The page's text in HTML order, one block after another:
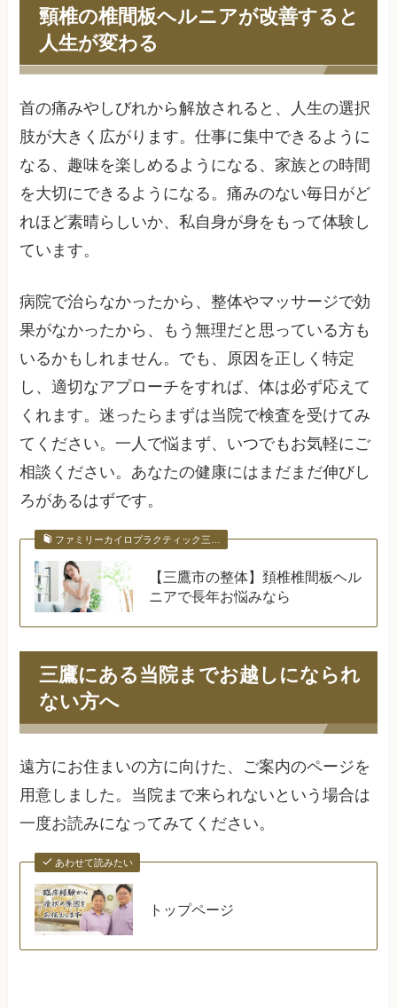
頸椎の椎間板ヘルニアが改善すると
人生が変わる
首の痛みやしびれから解放されると、人生の選択
肢が大きく広がります。仕事に集中できるように
なる、趣味を楽しめるようになる、家族との時間
を大切にできるようになる。痛みのない毎日がど
れほど素晴らしいか、私自身が身をもって体験し
ています。
病院で治らなかったから、整体やマッサージで効
果がなかったから、もう無理だと思っている方も
いるかもしれません。でも、原因を正しく特定
し、適切なアプローチをすれば、体は必ず応えて
くれます。迷ったらまずは当院で検査を受けてみ
てください。一人で悩まず、いつでもお気軽にご
相談ください。あなたの健康にはまだまだ伸びし
ろがあるはずです。
ファミリーカイロプラクティック三…
【三鷹市の整体】頚椎椎間板ヘル
ニアで長年お悩みなら
三鷹にある当院までお越しになられ
ない方へ
遠方にお住まいの方に向けた、ご案内のページを
用意しました。当院まで来られないという場合は
一度お読みになってみてください。
あわせて読みたい
トップページ